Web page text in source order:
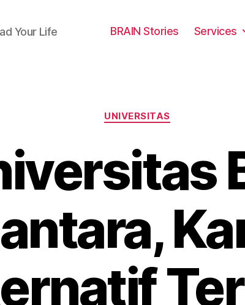
Your Life BRAIN Stories Services
Categories
UNIVERSITAS